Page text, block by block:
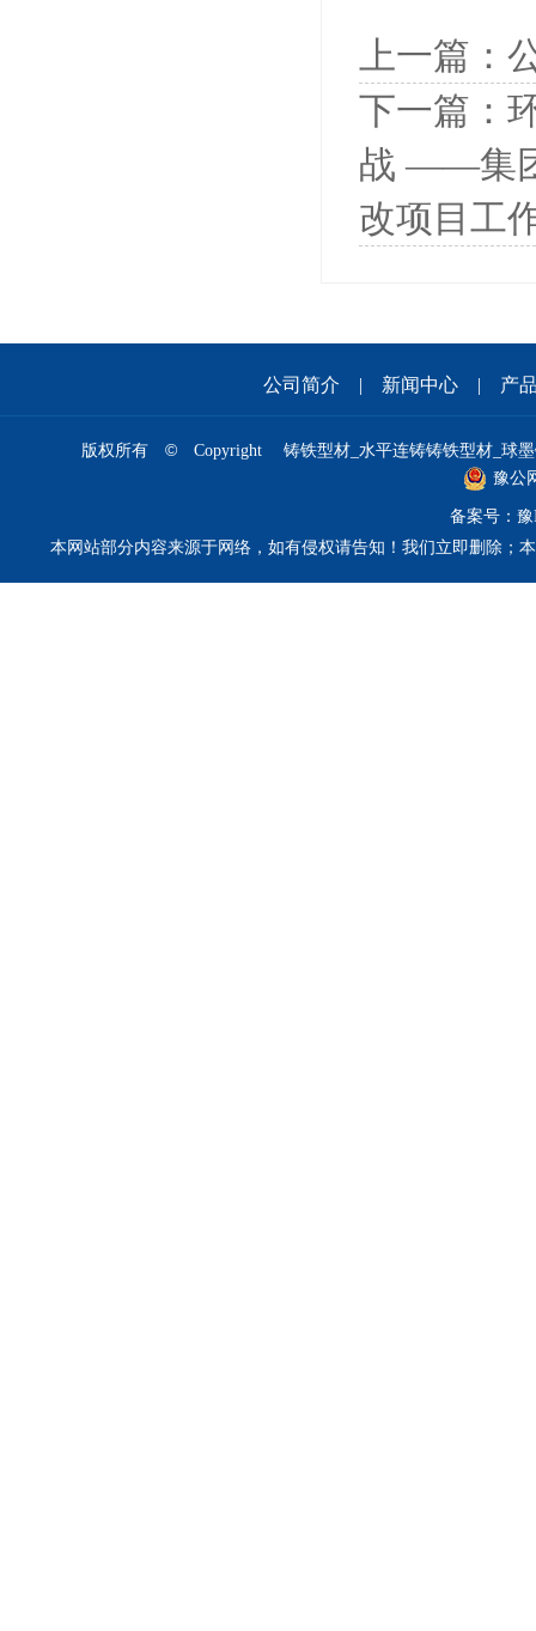
上一篇：
下一篇：
战 ——集
改项目工
公司简介 | 新闻中心| 产
版权所有 © Copyright 铸铁型材_水平连铸铸铁型材_球
豫公
备案号： 豫
本网站部分内容来源于网络，如有侵权请告知！我们立即删除；